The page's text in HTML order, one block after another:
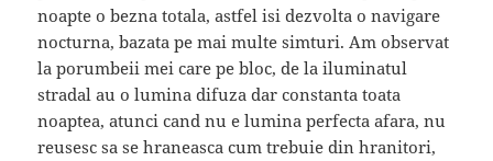
noapte o bezna totala, astfel isi dezvolta o navigare
nocturna, bazata pe mai multe simturi. Am observat
la porumbeii mei care pe bloc, de la iluminatul
stradal au o lumina difuza dar constanta toata
noaptea, atunci cand nu e lumina perfecta afara, nu
reusesc sa se hraneasca cum trebuie din hranitori,